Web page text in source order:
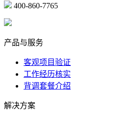
400-860-7765
产品与服务
客观项目验证
工作经历核实
背调套餐介绍
解决方案